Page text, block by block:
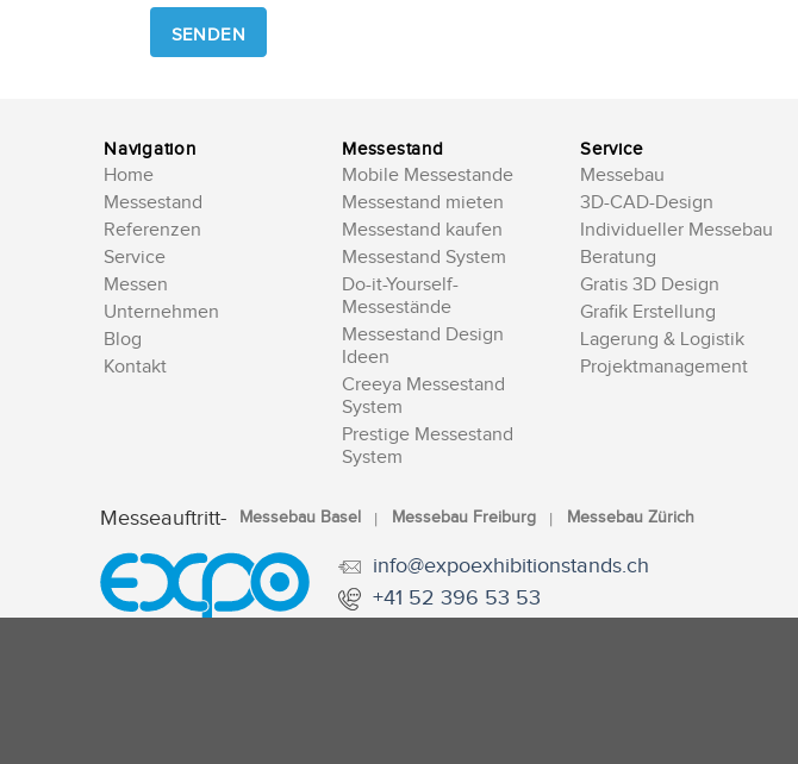
leave
this
field
Navigation
Home
Messestand
Referenzen
Service
Messen
Unternehmen
Blog
Kontakt
Messestand
Mobile Messestande
Messestand mieten
Messestand kaufen
Messestand System
Do-it-Yourself-
Messestände
Messestand Design
Ideen
Creeya Messestand
System
Prestige Messestand
System
Service
Messebau
3D-CAD-Design
Individueller Messebau
Beratung
Gratis 3D Design
Grafik Erstellung
Lagerung & Logistik
Projektmanagement
Messeauftritt- Messebau Basel Messebau Freiburg Messebau Zürich
info@expoexhibitionstands.ch
+41 52 396 53 53